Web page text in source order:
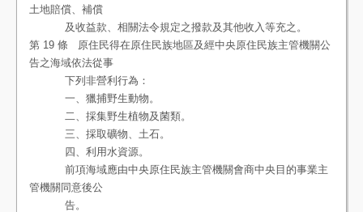
土地賠償、補償
及收益款、相關法令規定之撥款及其他收入等充之。
第 19 條 原住民得在原住民族地區及經中央原住民族主管機關公
告之海域依法從事
下列非營利行為：
一、獵捕野生動物。
二、採集野生植物及菌類。
三、採取礦物、土石。
四、利用水資源。
前項海域應由中央原住民族主管機關會商中央目的事業主
管機關同意後公
告。